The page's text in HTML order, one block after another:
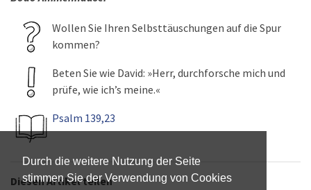
Durch die weitere Nutzung der Seite
stimmen Sie der Verwendung von Cookies
Wollen Sie Ihren Selbsttäuschungen auf die Spur
kommen?
Beten Sie wie David: »Herr, durchforsche mich und
prüfe, wie ich’s meine.«
Psalm 139,23
Diesen Artikel teilen